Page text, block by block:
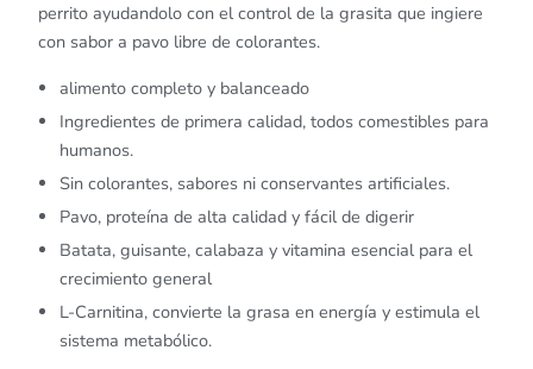
perrito ayudandolo con el control de la grasita que ingiere
con sabor a pavo libre de colorantes.
alimento completo y balanceado
Ingredientes de primera calidad, todos comestibles para
humanos.
Sin colorantes, sabores ni conservantes artificiales.
Pavo, proteína de alta calidad y fácil de digerir
Batata, guisante, calabaza y vitamina esencial para el
crecimiento general
L-Carnitina, convierte la grasa en energía y estimula el
sistema metabólico.